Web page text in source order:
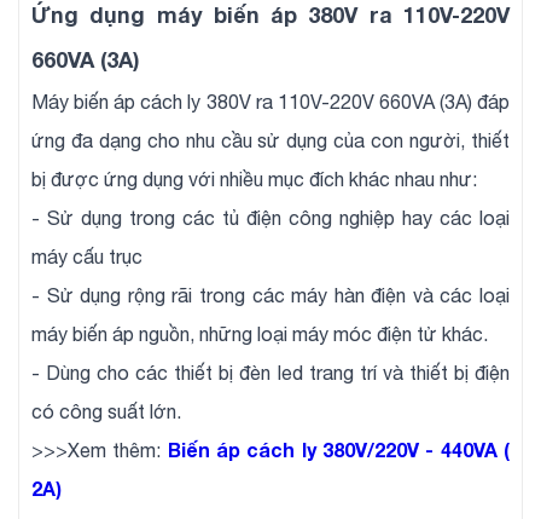
Ứng dụng máy biến áp 380V ra 110V-220V
660VA (3A)
Máy biến áp cách ly 380V ra 110V-220V 660VA (3A) đáp
ứng đa dạng cho nhu cầu sử dụng của con người, thiết
bị được ứng dụng với nhiều mục đích khác nhau như:
- Sử dụng trong các tủ điện công nghiệp hay các loại
máy cấu trục
- Sử dụng rộng rãi trong các máy hàn điện và các loại
máy biến áp nguồn, những loại máy móc điện tử khác.
- Dùng cho các thiết bị đèn led trang trí và thiết bị điện
có công suất lớn.
>>>Xem thêm: Biến áp cách ly 380V/220V - 440VA (
2A)